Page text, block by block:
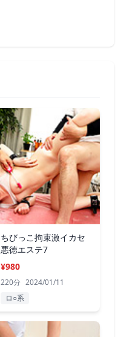
ちびっこ拘束激イカセ
悪徳エステ7
¥980
220分 2024/01/11
ロ○系